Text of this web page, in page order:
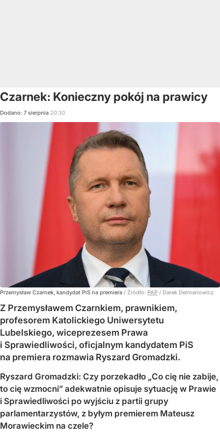
Czarnek: Konieczny pokój na prawicy
Dodano: 7 sierpnia 20:30
Przemysław Czarnek, kandydat PiS na premiera / Źródło: PAP / Darek Delmanowicz
Z Przemysławem Czarnkiem, prawnikiem,
profesorem Katolickiego Uniwersytetu
Lubelskiego, wiceprezesem Prawa
i Sprawiedliwości, oficjalnym kandydatem PiS
na premiera rozmawia Ryszard Gromadzki.
Ryszard Gromadzki: Czy porzekadło „Co cię nie zabije,
to cię wzmocni” adekwatnie opisuje sytuację w Prawie
i Sprawiedliwości po wyjściu z partii grupy
parlamentarzystów, z byłym premierem Mateusz
Morawieckim na czele?